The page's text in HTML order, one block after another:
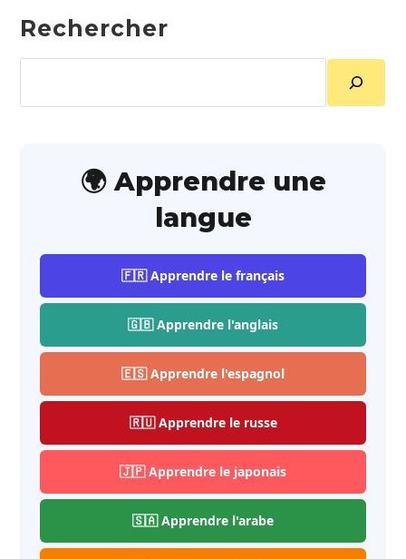
Rechercher
🌍 Apprendre une
langue
🇫🇷 Apprendre le français
🇬🇧 Apprendre l'anglais
🇪🇸 Apprendre l'espagnol
🇷🇺 Apprendre le russe
🇯🇵 Apprendre le japonais
🇸🇦 Apprendre l'arabe